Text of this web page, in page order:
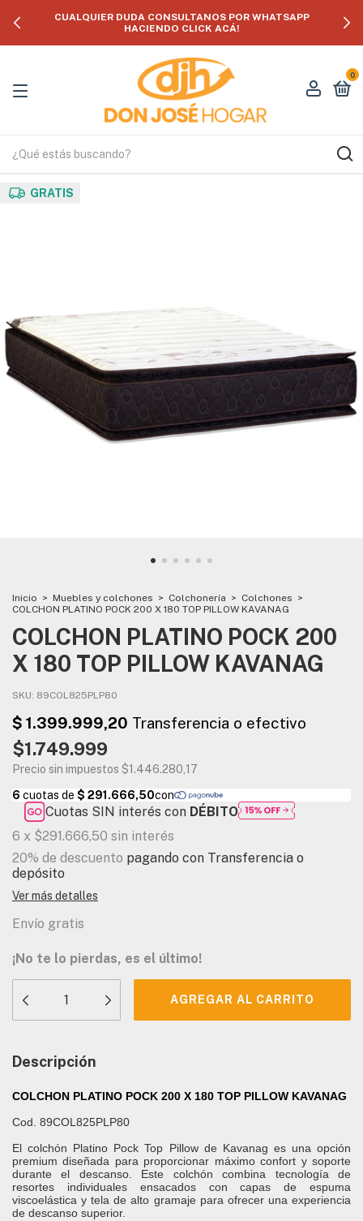
CUALQUIER DUDA CONSULTANOS POR WHATSAPP
HACIENDO CLICK ACÁ!
0
GRATIS
Inicio > Muebles y colchones > Colchonería > Colchones >
COLCHON PLATINO POCK 200 X 180 TOP PILLOW KAVANAG
COLCHON PLATINO POCK 200
X 180 TOP PILLOW KAVANAG
SKU: 89COL825PLP80
$1.749.999
Precio sin impuestos $1.446.280,17
Cuotas SIN interés con DÉBITO
6 x $291.666,50 sin interés
20% de descuento pagando con Transferencia o
depósito
Ver más detalles
Envío gratis
¡No te lo pierdas, es el último!
Descripción
COLCHON PLATINO POCK 200 X 180 TOP PILLOW KAVANAG
Cod. 89COL825PLP80
El colchón Platino Pock Top Pillow de Kavanag es una opción
premium diseñada para proporcionar máximo confort y soporte
durante el descanso. Este colchón combina tecnología de
resortes individuales ensacados con capas de espuma
viscoelástica y tela de alto gramaje para ofrecer una experiencia
de descanso superior.